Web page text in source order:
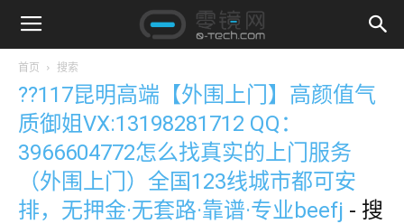
首页 搜索
??117昆明高端【外围上门】高颜值气
质御姐VX:13198281712 QQ：
3966604772怎么找真实的上门服务
（外围上门）全国123线城市都可安
排，无押金·无套路·靠谱·专业beefj - 搜